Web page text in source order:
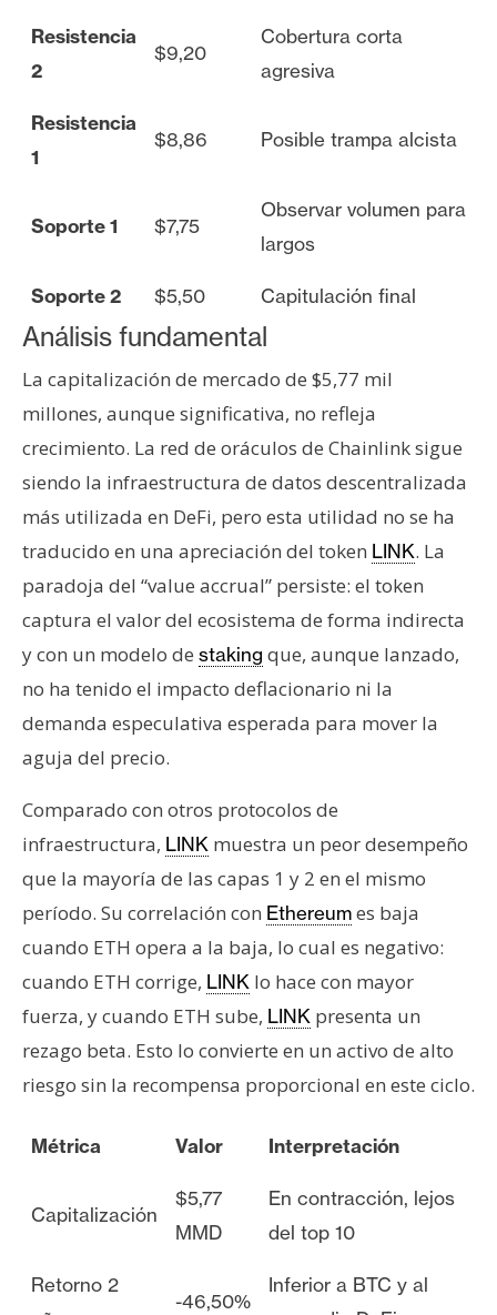
Resistencia
2
$9,20
Cobertura corta
agresiva
Resistencia
1
$8,86 Posible trampa alcista
Soporte 1 $7,75
Observar volumen para
largos
Soporte 2 $5,50 Capitulación final
Análisis fundamental
La capitalización de mercado de $5,77 mil
millones, aunque significativa, no refleja
crecimiento. La red de oráculos de Chainlink sigue
siendo la infraestructura de datos descentralizada
más utilizada en DeFi, pero esta utilidad no se ha
traducido en una apreciación del token LINK. La
paradoja del “value accrual” persiste: el token
captura el valor del ecosistema de forma indirecta
y con un modelo de staking que, aunque lanzado,
no ha tenido el impacto deflacionario ni la
demanda especulativa esperada para mover la
aguja del precio.
Comparado con otros protocolos de
infraestructura, LINK muestra un peor desempeño
que la mayoría de las capas 1 y 2 en el mismo
período. Su correlación con Ethereumes baja
cuando ETH opera a la baja, lo cual es negativo:
cuando ETH corrige, LINK lo hace con mayor
fuerza, y cuando ETH sube, LINK presenta un
rezago beta. Esto lo convierte en un activo de alto
riesgo sin la recompensa proporcional en este ciclo.
Métrica Valor Interpretación
Capitalización
$5,77
MMD
En contracción, lejos
del top 10
Retorno 2
-46,50%
Inferior a BTC y al